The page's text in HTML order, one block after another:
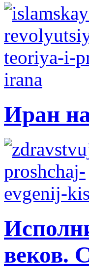
Иран
веков.